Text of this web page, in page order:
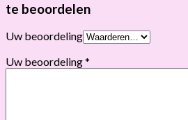
te beoordelen
Uw beoordeling
Uw beoordeling*